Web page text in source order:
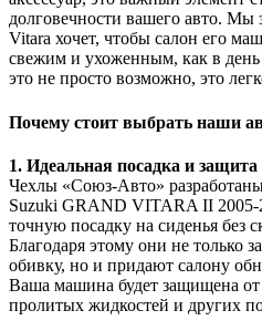
долговечности вашего авто. Мы
Vitara хочет, чтобы салон его
свежим и ухоженным, как в
это не просто возможно, это
Почему стоит выбрать наши
1. Идеальная посадка и защита
Чехлы «Союз-Авто»
Suzuki GRAND VITARA II
точную посадку на сиденья без
Благодаря этому они не только
обивку, но и придают салону
Ваша машина будет защищена от
пролитых жидкостей и других